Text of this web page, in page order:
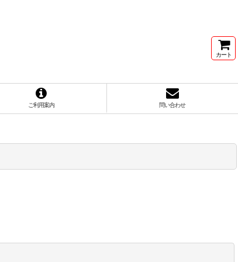
カート
ご利用案内 問い合わせ